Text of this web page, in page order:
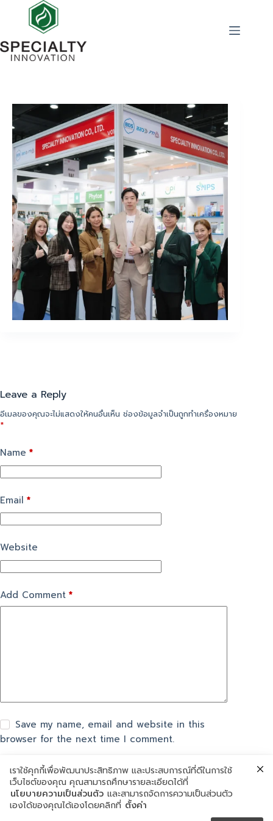
Leave a Reply
อีเมลของคุณจะไม่แสดงให้คนอื่นเห็น ช่องข้อมูลจำเป็นถูกทำเครื่องหมาย
*
Name *
Email *
Website
Add Comment *
Save my name, email and website in this
browser for the next time I comment.
แสดงความเห็น
เราใช้คุกกี้เพื่อพัฒนาประสิทธิภาพ และประสบการณ์ที่ดีในการใช้
เว็บไซต์ของคุณ คุณสามารถศึกษารายละเอียดได้ที่
นโยบายความเป็นส่วนตัว และสามารถจัดการความเป็นส่วนตัว
เองได้ของคุณได้เองโดยคลิกที่ ตั้งค่า